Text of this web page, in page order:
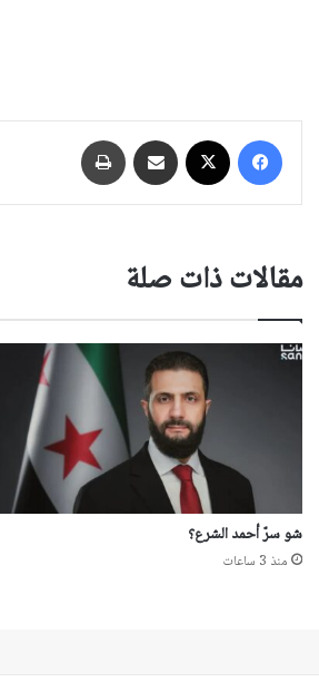
فيسبوك مشاركة عبر البريد
مقالات ذات صلة
شو سرّ أحمد الشرع؟
منذ 3 ساعات